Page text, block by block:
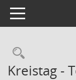
Toggle navigation
Kreistag -